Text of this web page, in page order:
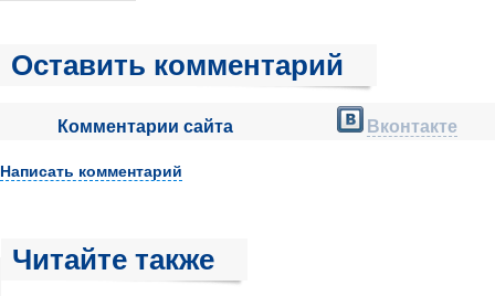
Оставить комментарий
Комментарии сайта Вконтакте
Написать комментарий
Читайте также